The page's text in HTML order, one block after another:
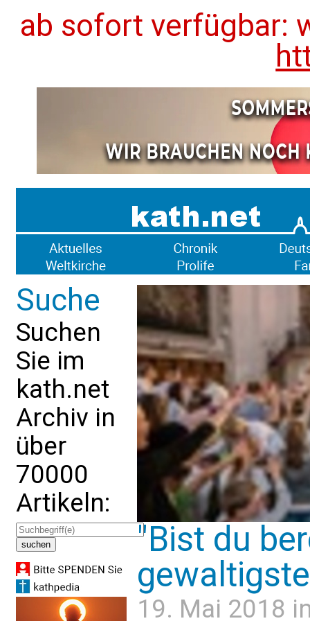
ab sofort verfügbar:
Suche
Suchen
Sie im
kath.net
Archiv in
über
70000
Artikeln:
"Bist du
19. Mai 2018